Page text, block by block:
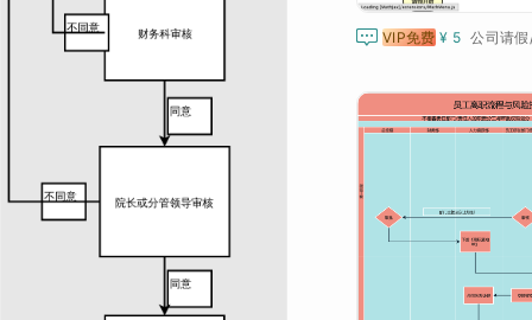
 VIP免费 ¥ 5 公司请